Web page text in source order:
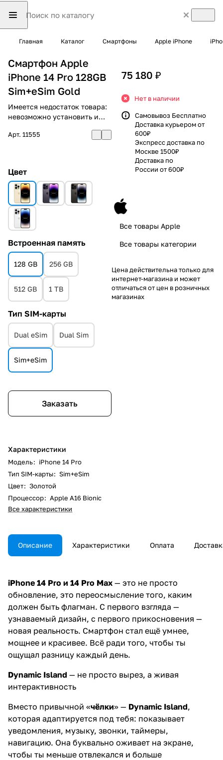
Главная Каталог Смартфоны Apple iPhone
Смартфон Apple
iPhone 14 Pro 128GB
Sim+eSim Gold
Имеется недостаток товара:
невозможно установить и
Арт. 11555
Цвет
Встроенная память
128 GB 256 GB
512 GB 1 TB
Тип SIM-карты
Dual eSim Dual Sim
Sim+eSim
Заказать
Характеристики
Модель: iPhone 14 Pro
Тип SIM-карты: Sim+eSim
Цвет: Золотой
Процессор: Apple A16 Bionic
Все характеристики
75 180 ₽
Нет в наличии
Самовывоз Бесплатно
Доставка курьером от
600₽
Экспресс доставка по
Москве 1500₽
Доставка по
России от 600₽
Все товары Apple
Все товары категории
Цена действительна только для
интернет-магазина и может
отличаться от цен в розничных
магазинах
Описание Характеристики Оплата
iPhone 14 Pro и 14 Pro Max — это не просто
обновление, это переосмысление того, каким
должен быть флагман. С первого взгляда —
узнаваемый дизайн, с первого прикосновения —
новая реальность. Смартфон стал ещё умнее,
мощнее и красивее. Всё ради того, чтобы ты
ощущал разницу каждый день.
Dynamic Island — не просто вырез, а живая
интерактивность
Вместо привычной «чёлки» — Dynamic Island,
которая адаптируется под тебя: показывает
уведомления, музыку, звонки, таймеры,
навигацию. Она буквально оживает на экране,
чтобы ты меньше отвлекался и больше